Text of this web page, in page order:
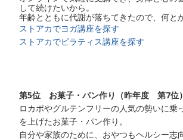
して続けたいから。
年齢とともに代謝が落ちてきたので、何と
ストアカでヨガ講座を探す
ストアカでピラティス講座を探す
第5位 お菓子・パン作り（昨年度 第7位）
ロカボやグルテンフリーの人気の勢いに乗
を上げたお菓子・パン作り。
自分や家族のために、おやつもヘルシー志